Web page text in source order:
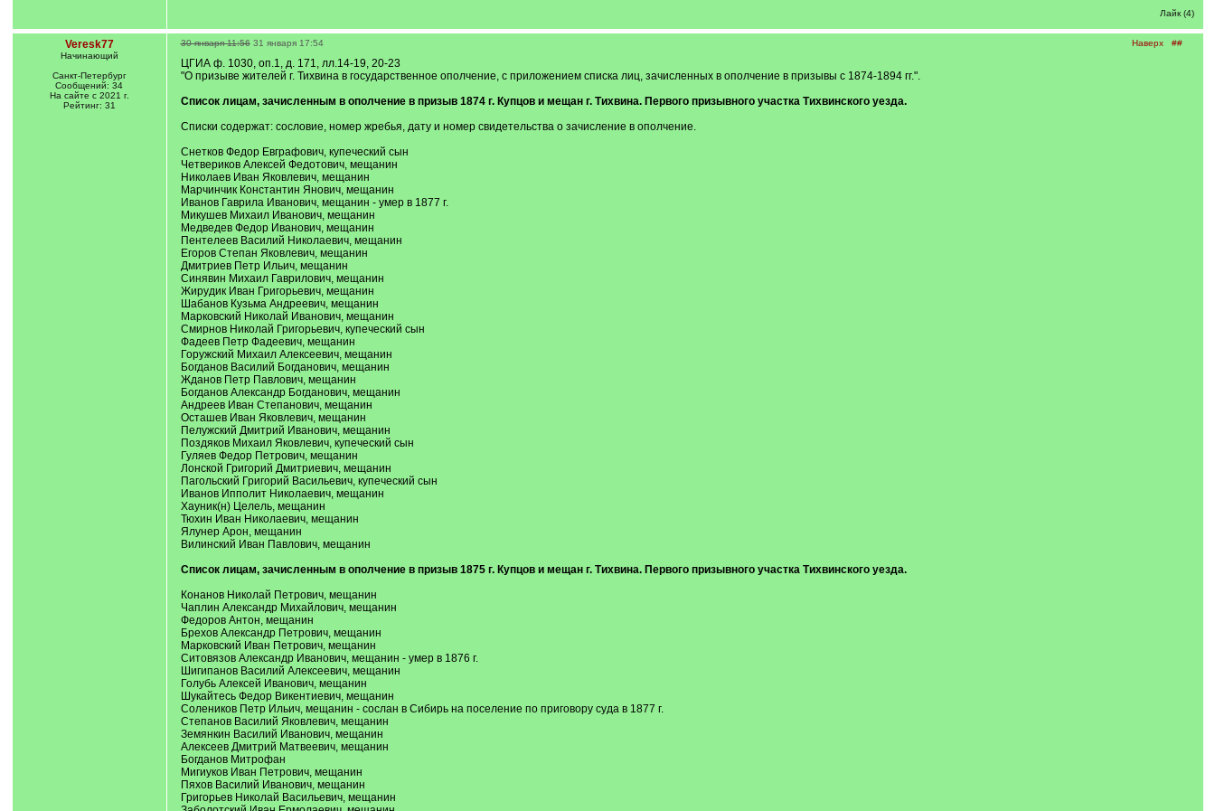
Лайк (4)
Veresk77
Начинающий
Санкт-Петербург
Сообщений: 34
На сайте с 2021 г.
Рейтинг: 31
Наверх ##
30 января 11:56 31 января 17:54
ЦГИА ф. 1030, оп.1, д. 171, лл.14-19, 20-23
"О призыве жителей г. Тихвина в государственное ополчение, с приложением списка лиц, зачисленных в ополчение в призывы с 1874-1894 гг.".
Список лицам, зачисленным в ополчение в призыв 1874 г. Купцов и мещан г. Тихвина. Первого призывного участка Тихвинского уезда.
Списки содержат: сословие, номер жребья, дату и номер свидетельства о зачисление в ополчение.
Снетков Федор Евграфович, купеческий сын
Четвериков Алексей Федотович, мещанин
Николаев Иван Яковлевич, мещанин
Марчинчик Константин Янович, мещанин
Иванов Гаврила Иванович, мещанин - умер в 1877 г.
Микушев Михаил Иванович, мещанин
Медведев Федор Иванович, мещанин
Пентелеев Василий Николаевич, мещанин
Егоров Степан Яковлевич, мещанин
Дмитриев Петр Ильич, мещанин
Синявин Михаил Гаврилович, мещанин
Жирудик Иван Григорьевич, мещанин
Шабанов Кузьма Андреевич, мещанин
Марковский Николай Иванович, мещанин
Смирнов Николай Григорьевич, купеческий сын
Фадеев Петр Фадеевич, мещанин
Горужский Михаил Алексеевич, мещанин
Богданов Василий Богданович, мещанин
Жданов Петр Павлович, мещанин
Богданов Александр Богданович, мещанин
Андреев Иван Степанович, мещанин
Осташев Иван Яковлевич, мещанин
Пелужский Дмитрий Иванович, мещанин
Поздяков Михаил Яковлевич, купеческий сын
Гуляев Федор Петрович, мещанин
Лонской Григорий Дмитриевич, мещанин
Пагольский Григорий Васильевич, купеческий сын
Иванов Ипполит Николаевич, мещанин
Хауник(н) Целель, мещанин
Тюхин Иван Николаевич, мещанин
Ялунер Арон, мещанин
Вилинский Иван Павлович, мещанин
Список лицам, зачисленным в ополчение в призыв 1875 г. Купцов и мещан г. Тихвина. Первого призывного участка Тихвинского уезда.
Конанов Николай Петрович, мещанин
Чаплин Александр Михайлович, мещанин
Федоров Антон, мещанин
Брехов Александр Петрович, мещанин
Марковский Иван Петрович, мещанин
Ситовязов Александр Иванович, мещанин - умер в 1876 г.
Шигипанов Василий Алексеевич, мещанин
Голубь Алексей Иванович, мещанин
Шукайтесь Федор Викентиевич, мещанин
Солеников Петр Ильич, мещанин - сослан в Сибирь на поселение по приговору суда в 1877 г.
Степанов Василий Яковлевич, мещанин
Земянкин Василий Иванович, мещанин
Алексеев Дмитрий Матвеевич, мещанин
Богданов Митрофан
Мигиуков Иван Петрович, мещанин
Пяхов Василий Иванович, мещанин
Григорьев Николай Васильевич, мещанин